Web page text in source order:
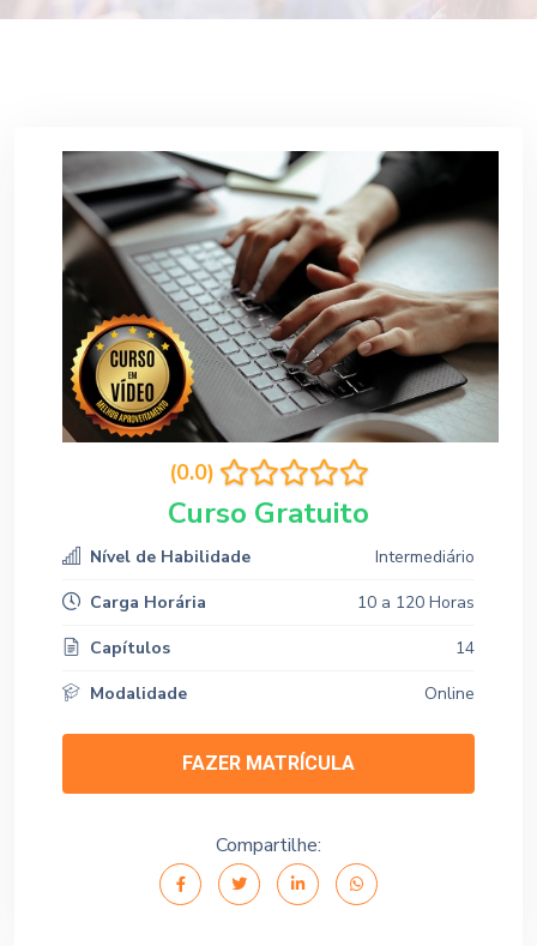
(0.0)
Curso Gratuito
Nível de Habilidade
Intermediário
Carga Horária
10 a 120 Horas
Capítulos
14
Modalidade
Online
FAZER MATRÍCULA
Compartilhe: